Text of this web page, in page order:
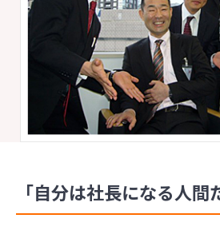
「自分は社長になる人間